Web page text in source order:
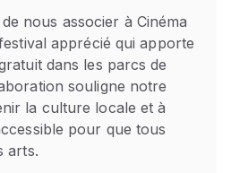
nous associer à Cinéma
apprécié qui apporte
dans les parcs de
souligne notre
la culture locale et à
pour que tous
arts.